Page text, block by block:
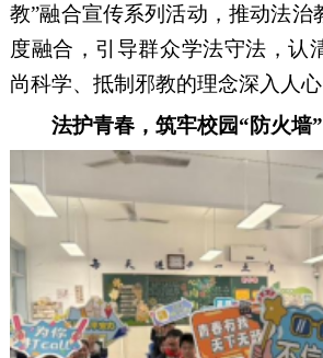
教”融合宣传系列活动，推动法治
度融合，引导群众学法守法 ，认
尚科学、抵制邪教的理念深入人心
法护青春，筑牢校园“防火墙”